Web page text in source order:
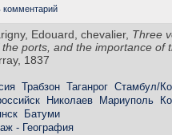
комментарий
Edouard, chevalier, Three
ports, and the importance
1837
Трабзон Таганрог Стамбул/
Николаев Мариуполь
Батуми
- География